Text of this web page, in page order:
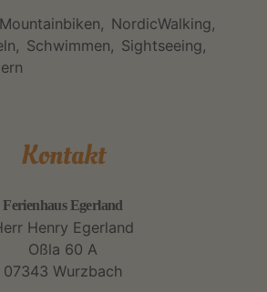
Mountainbiken
NordicWalking
Schwimmen
Sightseeing
Kontakt
Ferienhaus Egerland
Henry Egerland
Oßla 60 A
07343 Wurzbach